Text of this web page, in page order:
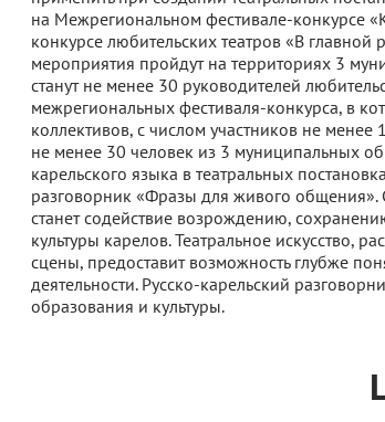
на Межрегиональном фестивале-конкурсе
конкурсе любительских театров «В
мероприятия пройдут на территориях 3
станут не менее 30 руководителей
межрегиональных фестиваля-конкурса, в
коллективов, с числом участников не менее
не менее 30 человек из 3 муниципальных
карельского языка в театральных
разговорник «Фразы для живого
станет содействие возрождению,
культуры карелов. Театральное искусство,
сцены, предоставит возможность глубже
деятельности. Русско-карельский
образования и культуры.